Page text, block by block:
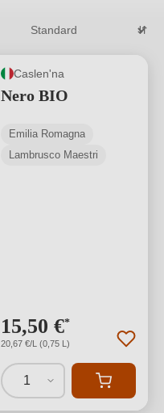
Caslen'na
Nero BIO
Emilia Romagna
Lambrusco Maestri
15,50 €*
20,67 €/L (0,75 L)
1